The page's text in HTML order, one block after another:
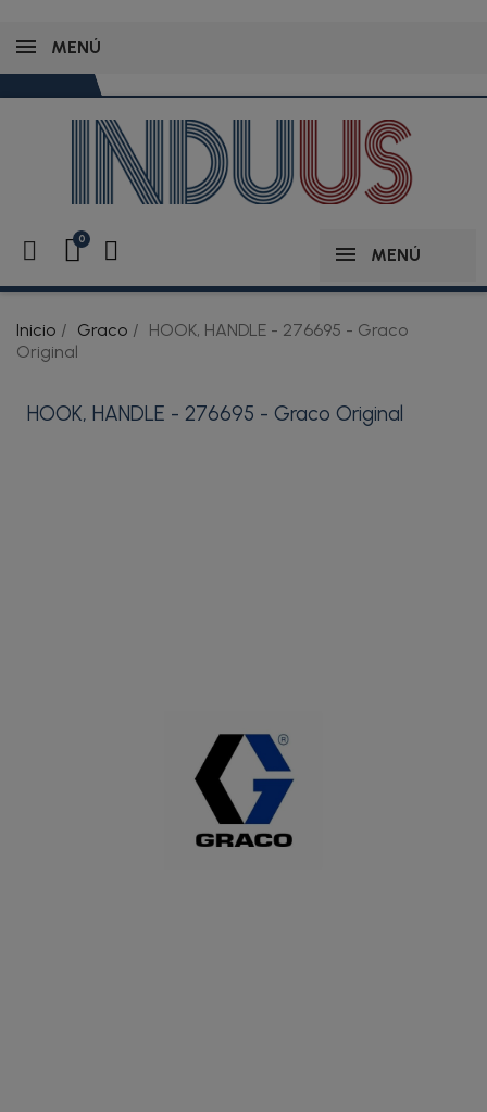
MENÚ
MENÚ
Inicio Graco
HOOK, HANDLE - 276695 - Graco
Original
HOOK, HANDLE - 276695 - Graco Original